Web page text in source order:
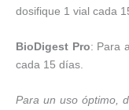
dosifique 1 vial cada
BioDigest Pro: Para
cada 15 días.
Para un uso óptimo,